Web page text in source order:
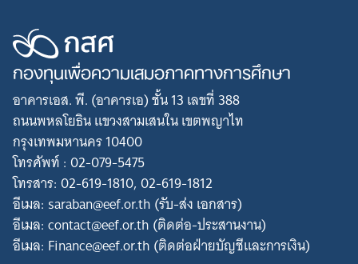
กองทุนเพื่อความเสมอภาคทางการศึกษา
อาคารเอส. พี. (อาคารเอ) ชั้น 13 เลขที่ 388
ถนนพหลโยธิน แขวงสามเสนใน เขตพญาไท
กรุงเทพมหานคร 10400
โทรศัพท์ : 02-079-5475
โทรสาร: 02-619-1810, 02-619-1812
อีเมล: saraban@eef.or.th (รับ-ส่ง เอกสาร)
อีเมล: contact@eef.or.th (ติดต่อ-ประสานงาน)
อีเมล: Finance@eef.or.th (ติดต่อฝ่ายบัญชีและการเงิน)